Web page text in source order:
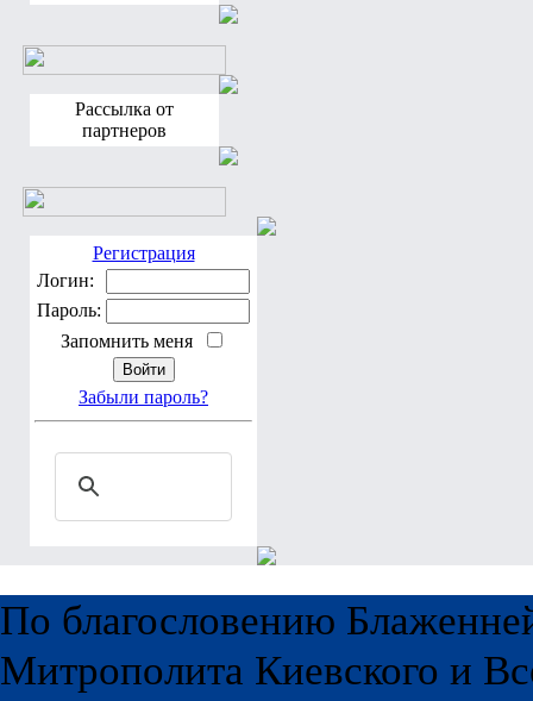
Рассылка от
Регистрация
Логин:
Запомнить меня
Забыли пароль?
По благословению
Митрополита Киевского и